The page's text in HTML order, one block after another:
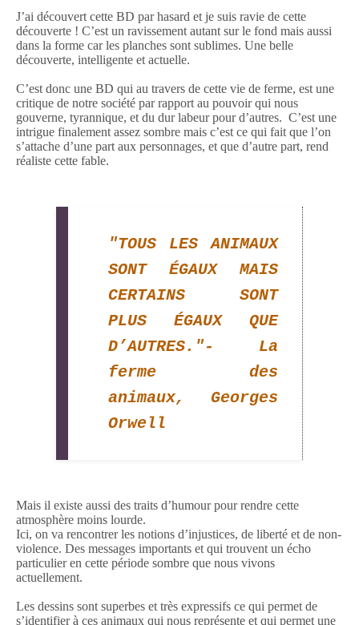
J’ai découvert cette BD par hasard et je suis ravie de cette
découverte ! C’est un ravissement autant sur le fond mais aussi
dans la forme car les planches sont sublimes. Une belle
découverte, intelligente et actuelle.
C’est donc une BD qui au travers de cette vie de ferme, est une
critique de notre société par rapport au pouvoir qui nous
gouverne, tyrannique, et du dur labeur pour d’autres. C’est une
intrigue finalement assez sombre mais c’est ce qui fait que l’on
s’attache d’une part aux personnages, et que d’autre part, rend
réaliste cette fable.
"TOUS LES ANIMAUX
SONT ÉGAUX MAIS
CERTAINS SONT
PLUS ÉGAUX QUE
D’AUTRES."- La
ferme des
animaux, Georges
Orwell
Mais il existe aussi des traits d’humour pour rendre cette
atmosphère moins lourde.
Ici, on va rencontrer les notions d’injustices, de liberté et de non-
violence. Des messages importants et qui trouvent un écho
particulier en cette période sombre que nous vivons
actuellement.
Les dessins sont superbes et très expressifs ce qui permet de
s’identifier à ces animaux qui nous représente et qui permet une